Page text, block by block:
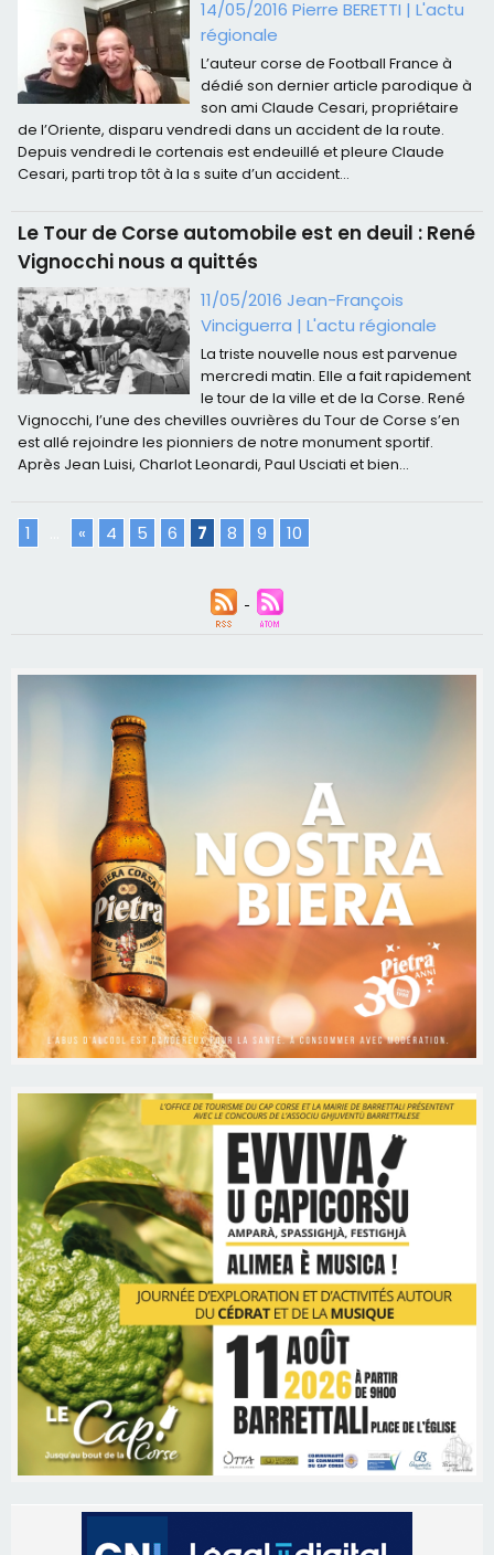
14/05/2016 Pierre BERETTI |L'actu
régionale
L’auteur corse de Football France à
dédié son dernier article parodique à
son ami Claude Cesari, propriétaire
de l’Oriente, disparu vendredi dans un accident de la route.
Depuis vendredi le cortenais est endeuillé et pleure Claude
Cesari, parti trop tôt à la s suite d’un accident...
Le Tour de Corse automobile est en deuil : René
Vignocchi nous a quittés
11/05/2016 Jean-François
Vinciguerra |L'actu régionale
La triste nouvelle nous est parvenue
mercredi matin. Elle a fait rapidement
le tour de la ville et de la Corse. René
Vignocchi, l’une des chevilles ouvrières du Tour de Corse s’en
est allé rejoindre les pionniers de notre monument sportif.
Après Jean Luisi, Charlot Leonardi, Paul Usciati et bien...
1 « 4 5 6 7 8 9 10